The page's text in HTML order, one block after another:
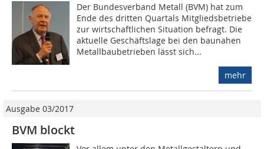
Der Bundesverband Metall (BVM) hat zum
Ende des dritten Quartals Mitgliedsbetriebe
zur wirtschaftlichen Situation befragt. Die
aktuelle Geschäftslage bei den baunahen
Metallbaubetrieben lässt sich...
mehr
Ausgabe 03/2017
BVM blockt